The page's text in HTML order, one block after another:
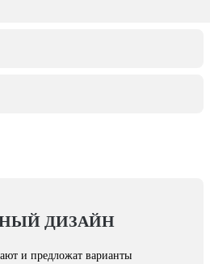
ДИЗАЙН
и предложат варианты